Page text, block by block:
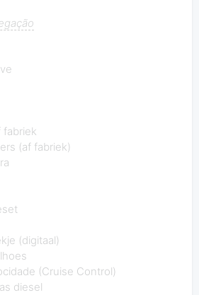
fabriek
(af fabriek)
(digitaal)
(Cruise Control)
diesel